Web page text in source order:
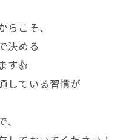
こそ、
決める
す👍
している習慣が